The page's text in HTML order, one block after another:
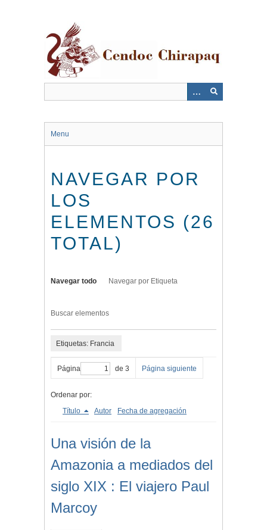
Menu
NAVEGAR POR
LOS
ELEMENTOS (26
TOTAL)
Navegar todo Navegar por Etiqueta
Buscar elementos
Etiquetas: Francia
Página de 3 Página siguiente
Ordenar por:
Título
Autor Fecha de agregación
Una visión de la
Amazonia a mediados del
siglo XIX : El viajero Paul
Marcoy